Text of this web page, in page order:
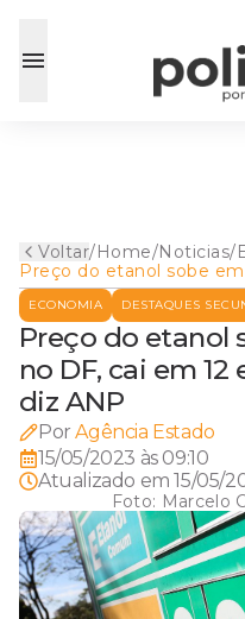
Voltar/Home/Noticias/
Preço do etanol sobe
Estados e no DF, cai em
fica estável em 4, diz
ECONOMIA DESTAQUES
Preço do etanol
no DF, cai em
diz ANP
Por Agência Estado
15/05/2023 às 09:10
Atualizado em15/05/
Foto: Marcelo